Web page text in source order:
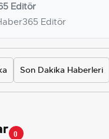
Editör
Editör
Son Dakika Haberleri
0